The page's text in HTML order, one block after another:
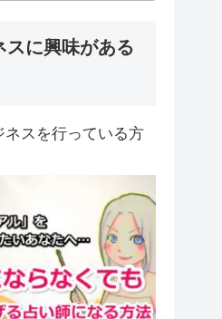
スに興味がある
スを行っている方